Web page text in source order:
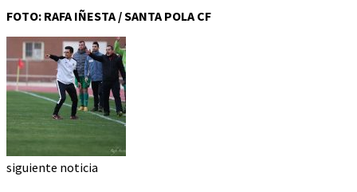
FOTO: RAFA IÑESTA / SANTA POLA CF
siguiente noticia